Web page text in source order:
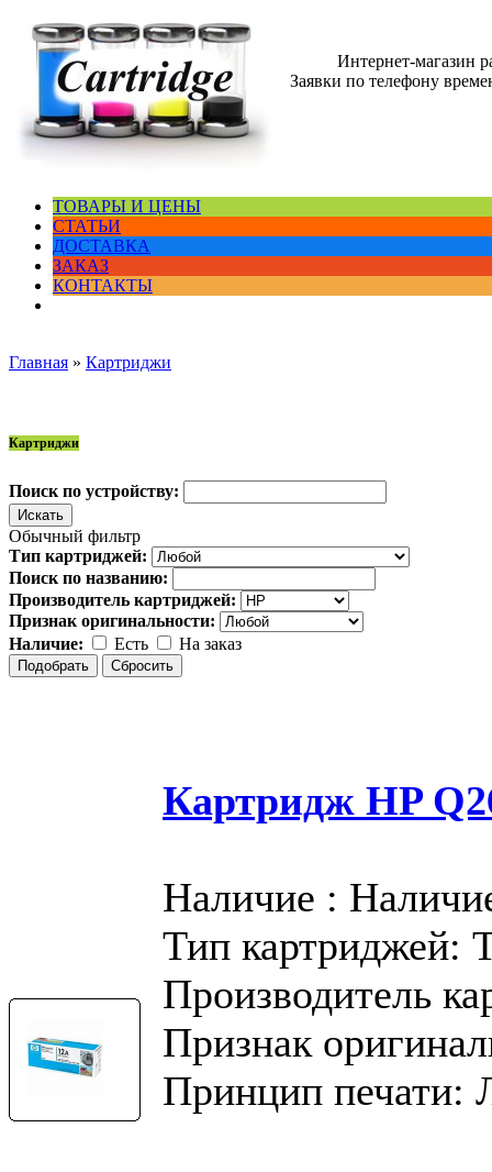
Интернет-магазин
Заявки по телефону
ТОВАРЫ И ЦЕНЫ
СТАТЬИ
ДОСТАВКА
ЗАКАЗ
КОНТАКТЫ
Главная » Картриджи
Картриджи
Поиск по устройству:
Обычный фильтр
Тип картриджей:
Поиск по названию:
Производитель картриджей:
Признак оригинальности:
Наличие:
Есть На заказ
Картридж HP
Наличие :
Тип картриджей:
Производитель
Признак
Принцип печати: